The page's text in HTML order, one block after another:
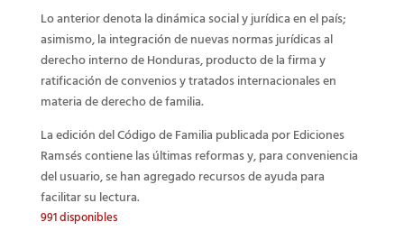
Lo anterior denota la dinámica social y jurídica en el país;
asimismo, la integración de nuevas normas jurídicas al
derecho interno de Honduras, producto de la firma y
ratificación de convenios y tratados internacionales en
materia de derecho de familia.
La edición del Código de Familia publicada por Ediciones
Ramsés contiene las últimas reformas y, para conveniencia
del usuario, se han agregado recursos de ayuda para
facilitar su lectura.
991 disponibles